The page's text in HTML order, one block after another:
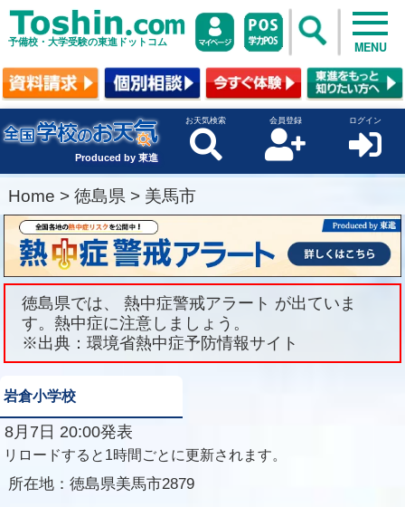
予備校・大学受験の東進ドットコム MENU
Produced by 東進
お天気検索 会員登録 ログイン
Home > 徳島県 > 美馬市
徳島県では、 熱中症警戒アラート が出ていま
す。熱中症に注意しましょう。
※出典：環境省熱中症予防情報サイト
岩倉小学校
8月7日 20:00発表
リロードすると1時間ごとに更新されます。
所在地： 徳島県美馬市2879